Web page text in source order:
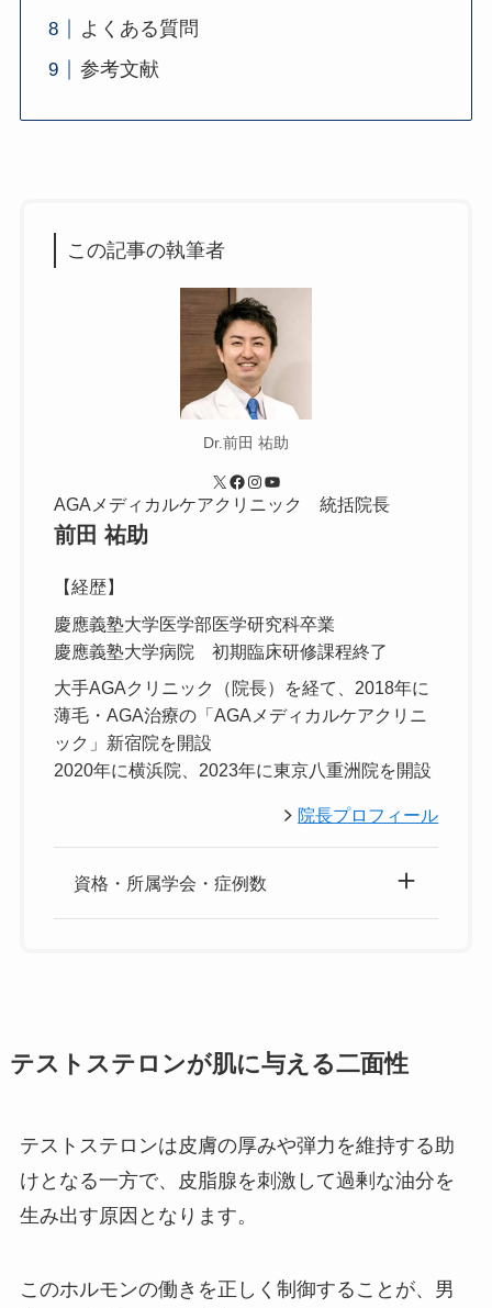
よくある質問
参考文献
この記事の執筆者
Dr.前田 祐助
X Facebook Instagram YouTube
AGAメディカルケアクリニック 統括院長
前田 祐助
【経歴】
慶應義塾大学医学部医学研究科卒業
慶應義塾大学病院 初期臨床研修課程終了
大手AGAクリニック（院長）を経て、2018年に
薄毛・AGA治療の「AGAメディカルケアクリニ
ック」新宿院を開設
2020年に横浜院、2023年に東京八重洲院を開設
院長プロフィール
資格・所属学会・症例数
テストステロンが肌に与える二面性
テストステロンは皮膚の厚みや弾力を維持する助
けとなる一方で、皮脂腺を刺激して過剰な油分を
生み出す原因となります。
このホルモンの働きを正しく制御することが、男